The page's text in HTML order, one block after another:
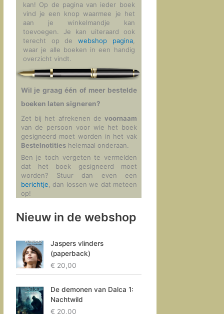
kan! Op de pagina van ieder boek
vind je een knop waarmee je het
aan je winkelmandje kan
toevoegen. Je kan uiteraard ook
terecht op dewebshop pagina,
waar je alle boeken in een handig
overzicht vindt.
Wil je graag één of meer bestelde
boeken laten signeren?
Zet bij het afrekenen devoornaam
van de persoon voor wie het boek
gesigneerd moet worden in het vak
Bestelnotitieshelemaal onderaan.
Ben je toch vergeten te vermelden
dat het boek gesigneerd moet
worden? Stuur dan even een
berichtje , dan lossen we dat meteen
op!
Nieuw in de webshop
Jaspers vlinders
(paperback)
€ 20,00
De demonen van Dalca 1:
Nachtwild
€ 20,00